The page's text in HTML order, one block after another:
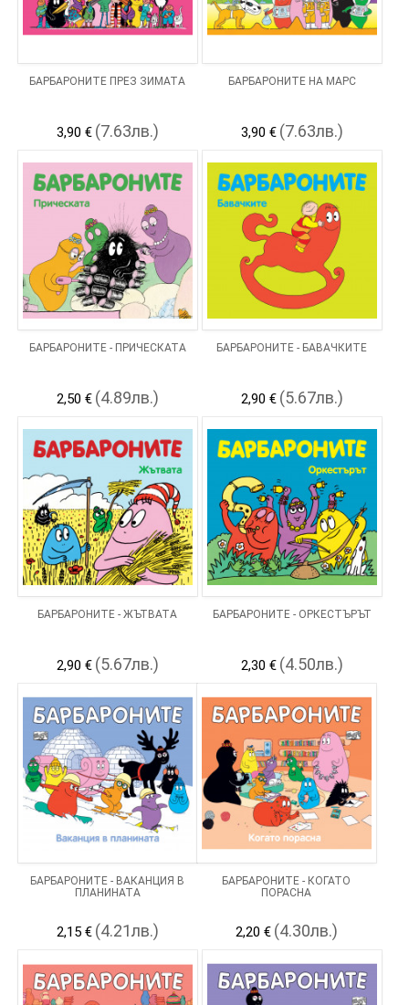
БАРБАРОНИТЕ ПРЕЗ ЗИМАТА
3,90 € (7.63лв.)
БАРБАРОНИТЕ НА МАРС
3,90 € (7.63лв.)
БАРБАРОНИТЕ - ПРИЧЕСКАТА
2,50 € (4.89лв.)
БАРБАРОНИТЕ - БАВАЧКИТЕ
2,90 € (5.67лв.)
БАРБАРОНИТЕ - ЖЪТВАТА
2,90 € (5.67лв.)
БАРБАРОНИТЕ - ОРКЕСТЪРЪТ
2,30 € (4.50лв.)
БАРБАРОНИТЕ - ВАКАНЦИЯ В
ПЛАНИНАТА
2,15 € (4.21лв.)
БАРБАРОНИТЕ - КОГАТО
ПОРАСНА
2,20 € (4.30лв.)